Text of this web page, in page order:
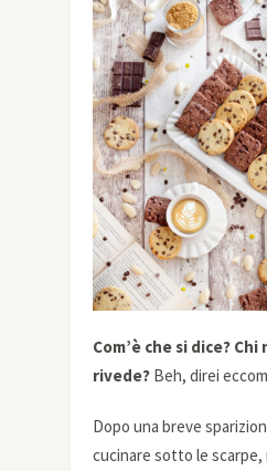
Com’è che si dice?
rivede? Beh, direi
Dopo una breve
cucinare sotto le